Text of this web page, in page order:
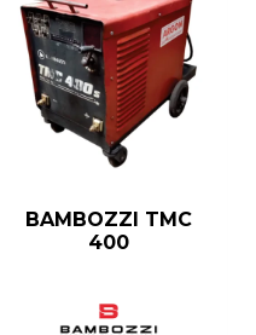
BAMBOZZI TMC
400